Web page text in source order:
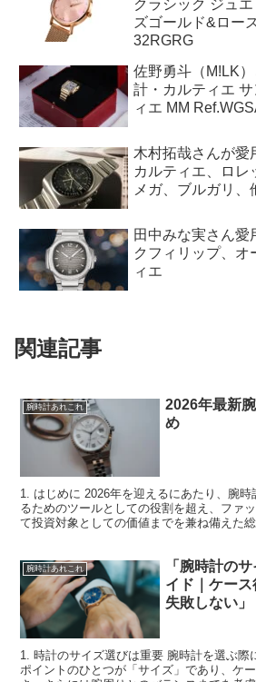
ーヴァーシーズ ラ
Ref.47040/B01A-
クラシック ジュ
ズゴールド&ロー
32RGRG
佐野勇斗（M!LK
計・カルティエ サ
ィエ MM
木村拓哉さんが愛
カルティエ、ロレ
メガ、ブルガリ、他
関連記事
腕時計あれこれ
め
1. はじめに 2026年を迎えるにあたり、腕
るためのツールとしての役割を超え、ファ
て投資対象としての価値までを兼ね備えた
イテムとしてさらに進化を遂げています。時
腕時計あれこれ
イド｜ケース
失敗しない」